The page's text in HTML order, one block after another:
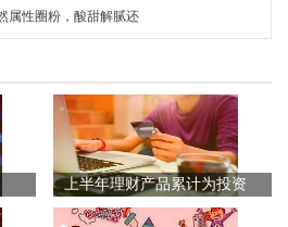
属性圈粉，酸甜解腻还
上半年理财产品累计为投资